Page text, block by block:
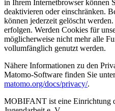
in Ihrem Internetbrowser können
deaktivieren oder einschränken.
können jederzeit gelöscht
erfolgen. Werden Cookies für
möglicherweise nicht mehr alle
vollumfänglich genutzt werden.
Nähere Informationen zu den
Matomo-Software finden Sie
matomo.org/docs/privacy/.
MOBIFANT ist eine Einrichtung